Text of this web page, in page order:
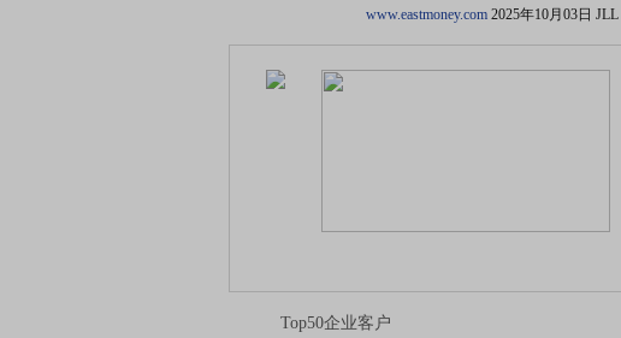
www.eastmoney.com 2025年10月03日 JLL
Top50企业客户